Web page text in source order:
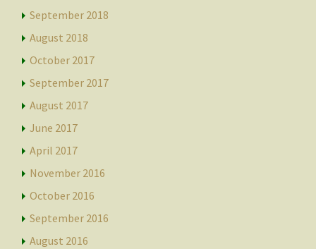
September 2018
August 2018
October 2017
September 2017
August 2017
June 2017
April 2017
November 2016
October 2016
September 2016
August 2016